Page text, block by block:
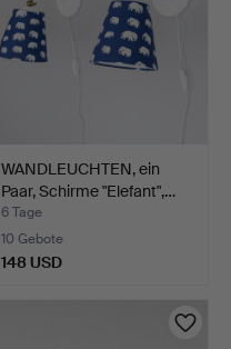
WANDLEUCHTEN, ein
Paar, Schirme "Elefant",…
6 Tage
10 Gebote
148 USD